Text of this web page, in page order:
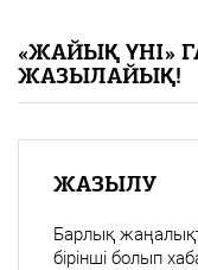
«Жайық үні» —
Каталог
«ЖАЙЫҚ ҮНІ»
ЖАЗЫЛАЙЫҚ!
ЖАЗЫЛУ
Барлық
бірінші болып